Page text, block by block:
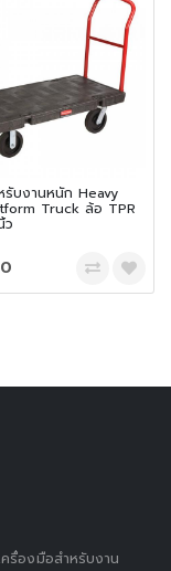
รับงานหนัก Heavy
Truck ล้อ TPR
ว
รื่องมือสำหรับงาน